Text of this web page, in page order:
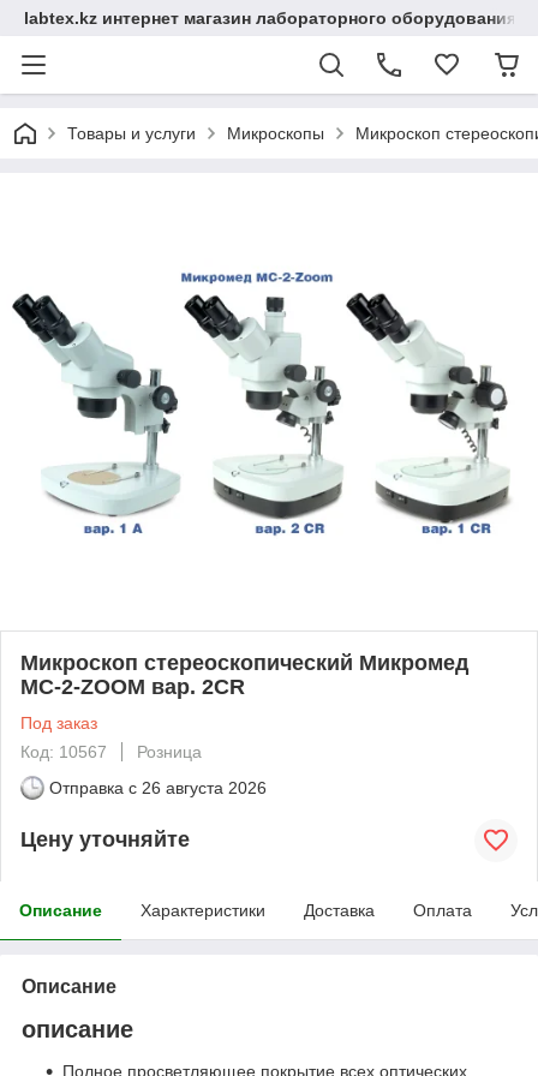
labtex.kz интернет магазин лабораторного оборудования
Товары и услуги Микроскопы Микроскоп
Микроскоп стереоскопический Микромед
МС-2-ZOOM вар. 2СR
Под заказ
Код: 10567
Розница
Отправка с 26 августа 2026
Цену уточняйте
Описание Характеристики Доставка Оплата
Описание
описание
Полное просветляющее покрытие всех оптических